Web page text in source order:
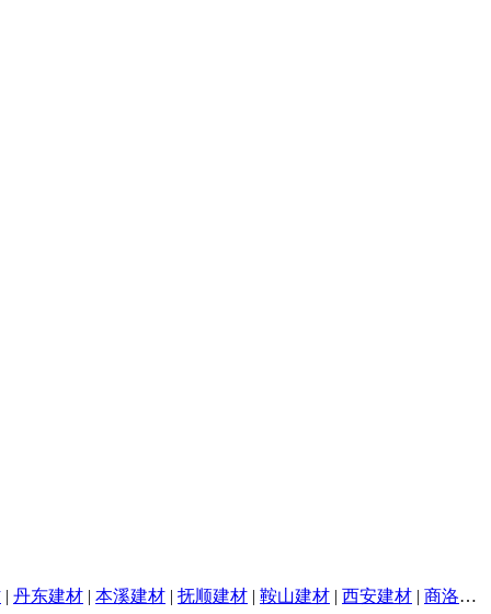
| 丹东建材 | 本溪建材 | 抚顺建材 | 鞍山建材 | 西安建材 | 商洛建材